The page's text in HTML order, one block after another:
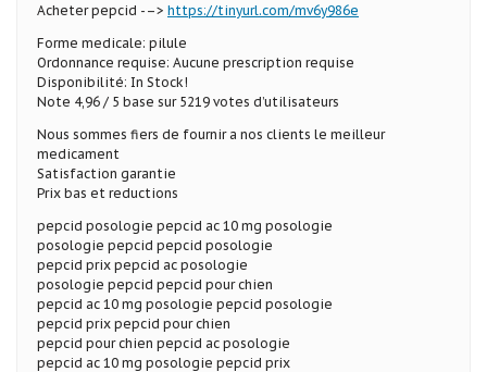
Acheter pepcid -–> https://tinyurl.com/mv6y986e
Forme medicale: pilule
Ordonnance requise: Aucune prescription requise
Disponibilité: In Stock!
Note 4,96 / 5 base sur 5219 votes d’utilisateurs
Nous sommes fiers de fournir a nos clients le meilleur
medicament
Satisfaction garantie
Prix bas et reductions
pepcid posologie pepcid ac 10 mg posologie
posologie pepcid pepcid posologie
pepcid prix pepcid ac posologie
posologie pepcid pepcid pour chien
pepcid ac 10 mg posologie pepcid posologie
pepcid prix pepcid pour chien
pepcid pour chien pepcid ac posologie
pepcid ac 10 mg posologie pepcid prix